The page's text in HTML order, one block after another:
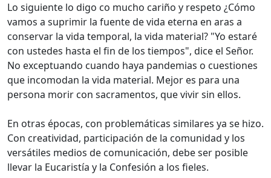
Lo siguiente lo digo co mucho cariño y respeto ¿Cómo
vamos a suprimir la fuente de vida eterna en aras a
conservar la vida temporal, la vida material? "Yo estaré
con ustedes hasta el fin de los tiempos", dice el Señor.
No exceptuando cuando haya pandemias o cuestiones
que incomodan la vida material. Mejor es para una
persona morir con sacramentos, que vivir sin ellos.
En otras épocas, con problemáticas similares ya se hizo.
Con creatividad, participación de la comunidad y los
versátiles medios de comunicación, debe ser posible
llevar la Eucaristía y la Confesión a los fieles.